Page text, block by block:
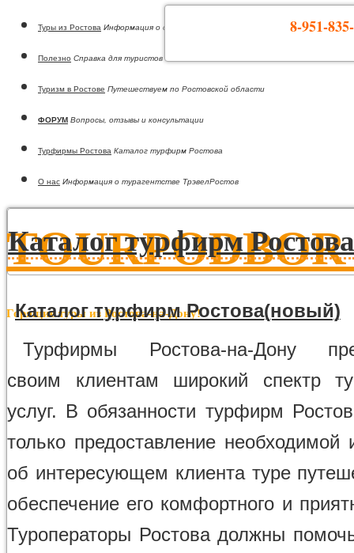
8-951-
Туры из Ростова Информация о странах
Полезно Справка для туристов
Туризм в Ростове Путешествуем по Ростовской области
ФОРУМ Вопросы, отзывы и консультации
Турфирмы Ростова Каталог турфирм Ростова
О нас Информация о турагентстве ТрэвелРостов
Горящие туры из Ростова-на-Дону!
Каталог турфирм Ростова
Каталог турфирм Ростова(новый)
Турфирмы Ростова-на-Дону
своим клиентам широкий спектр
услуг. В обязанности турфирм
только предоставление
об интересующем клиента туре
обеспечение его комфортного и
Туроператоры Ростова должны